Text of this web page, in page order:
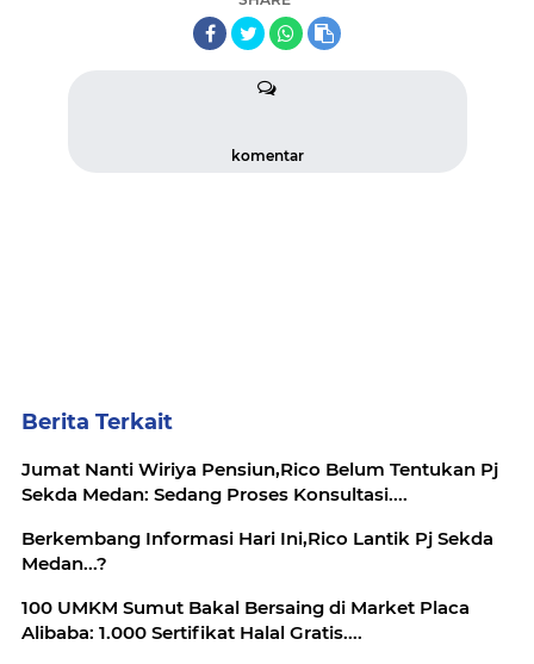
komentar
Berita Terkait
Jumat Nanti Wiriya Pensiun,Rico Belum Tentukan Pj
Sekda Medan: Sedang Proses Konsultasi....
Berkembang Informasi Hari Ini,Rico Lantik Pj Sekda
Medan...?
100 UMKM Sumut Bakal Bersaing di Market Placa
Alibaba: 1.000 Sertifikat Halal Gratis....